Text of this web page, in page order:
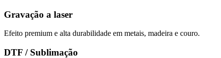
Gravação a laser
Efeito premium e alta durabilidade em metais, madeira e couro.
DTF / Sublimação